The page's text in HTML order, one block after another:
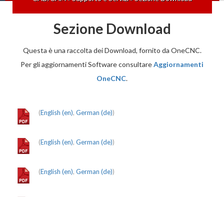
Sezione Download
Questa è una raccolta dei Download, fornito da OneCNC.
Per gli aggiornamenti Software consultareAggiornamenti
OneCNC.
(English (en), German (de))
(English (en), German (de))
(English (en), German (de))